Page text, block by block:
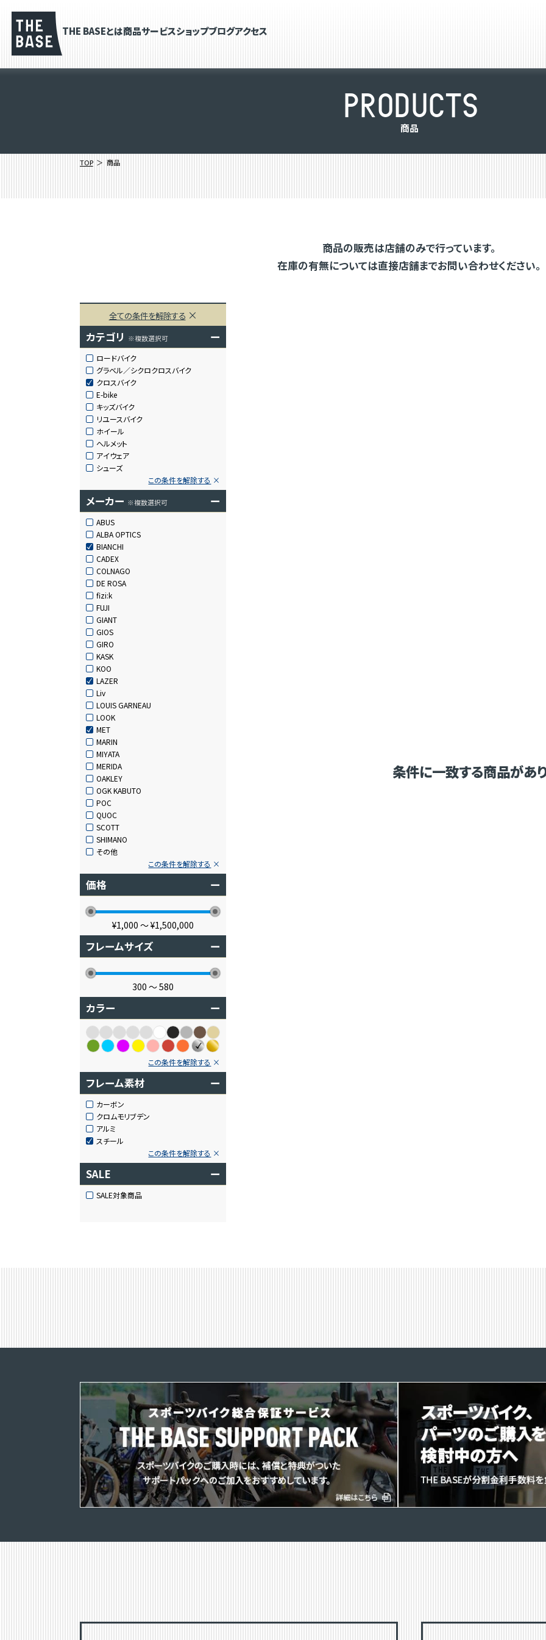
THE BASEとは商品サービスショップブログアクセス
PRODUCTS
商品
TOP 商品
商品の販売は店舗のみで行っています。
在庫の有無については直接店舗までお問い合わせください。
全ての条件を解除する
カテゴリ ※複数選択可 ー
ロードバイク
グラベル／シクロクロスバイク
クロスバイク
E-bike
キッズバイク
リユースバイク
ホイール
ヘルメット
アイウェア
シューズ
この条件を解除する
メーカー ※複数選択可 ー
ABUS
ALBA OPTICS
BIANCHI
CADEX
COLNAGO
DE ROSA
fizi:k
FUJI
GIANT
GIOS
GIRO
KASK
KOO
LAZER
Liv
LOUIS GARNEAU
LOOK
MET
MARIN
MIYATA
MERIDA
OAKLEY
OGK KABUTO
POC
QUOC
SCOTT
SHIMANO
その他
この条件を解除する
価格 ー
¥1,000 〜¥1,500,000
フレームサイズ ー
300 〜580
カラー ー
この条件を解除する
フレーム素材 ー
カーボン
クロムモリブデン
アルミ
スチール
この条件を解除する
SALE ー
SALE対象商品
条件に一致する商品があ